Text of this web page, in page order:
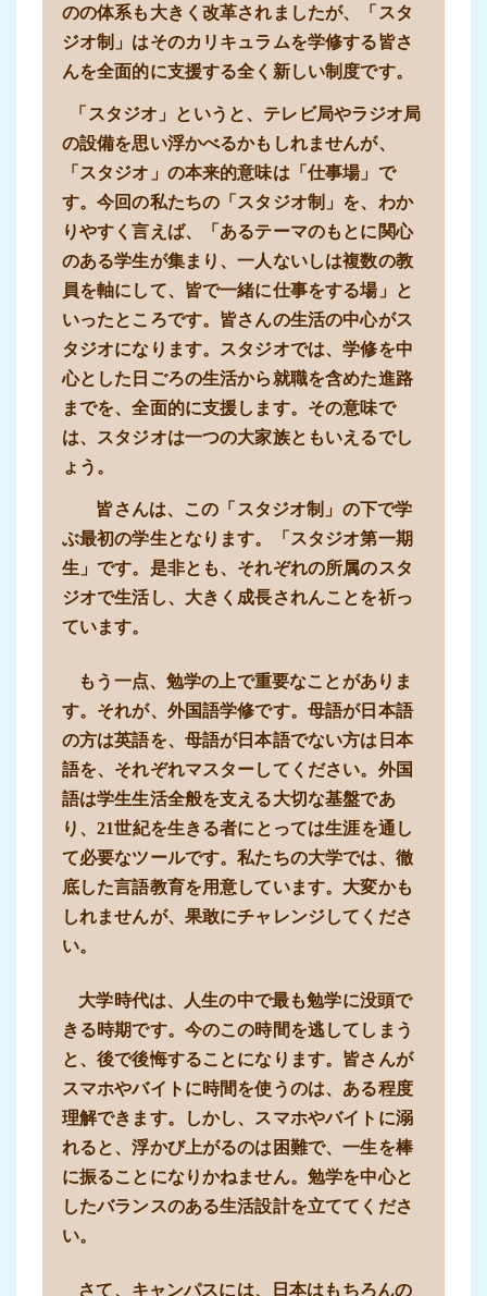
のの体系も大きく改革されましたが、「スタ
ジオ制」はそのカリキュラムを学修する皆さ
んを全面的に支援する全く新しい制度です。
「スタジオ」というと、テレビ局やラジオ局
の設備を思い浮かべるかもしれませんが、
「スタジオ」の本来的意味は「仕事場」で
す。今回の私たちの「スタジオ制」を、わか
りやすく言えば、「あるテーマのもとに関心
のある学生が集まり、一人ないしは複数の教
員を軸にして、皆で一緒に仕事をする場」と
いったところです。皆さんの生活の中心がス
タジオになります。スタジオでは、学修を中
心とした日ごろの生活から就職を含めた進路
までを、全面的に支援します。その意味で
は、スタジオは一つの大家族ともいえるでし
ょう。
皆さんは、この「スタジオ制」の下で学
ぶ最初の学生となります。「スタジオ第一期
生」です。是非とも、それぞれの所属のスタ
ジオで生活し、大きく成長されんことを祈っ
ています。
もう一点、勉学の上で重要なことがありま
す。それが、外国語学修です。母語が日本語
の方は英語を、母語が日本語でない方は日本
語を、それぞれマスターしてください。外国
語は学生生活全般を支える大切な基盤であ
り、21世紀を生きる者にとっては生涯を通し
て必要なツールです。私たちの大学では、徹
底した言語教育を用意しています。大変かも
しれませんが、果敢にチャレンジしてくださ
い。
大学時代は、人生の中で最も勉学に没頭で
きる時期です。今のこの時間を逃してしまう
と、後で後悔することになります。皆さんが
スマホやバイトに時間を使うのは、ある程度
理解できます。しかし、スマホやバイトに溺
れると、浮かび上がるのは困難で、一生を棒
に振ることになりかねません。勉学を中心と
したバランスのある生活設計を立ててくださ
い。
さて、キャンパスには、日本はもちろんの